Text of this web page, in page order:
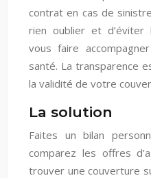
contrat en cas de
rien oublier et d’éviter
vous faire
santé. La transparence
la validité de votre
La solution
Faites un bilan
comparez les offres
trouver une couverture